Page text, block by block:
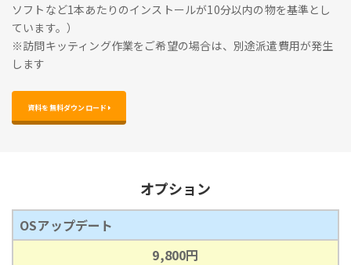
ソフトなど1本あたりのインストールが10分以内の物を基準とし
ています。）
※訪問キッティング作業をご希望の場合は、別途派遣費用が発生
します
資料を無料ダウンロード
オプション
OSアップデート
9,800円